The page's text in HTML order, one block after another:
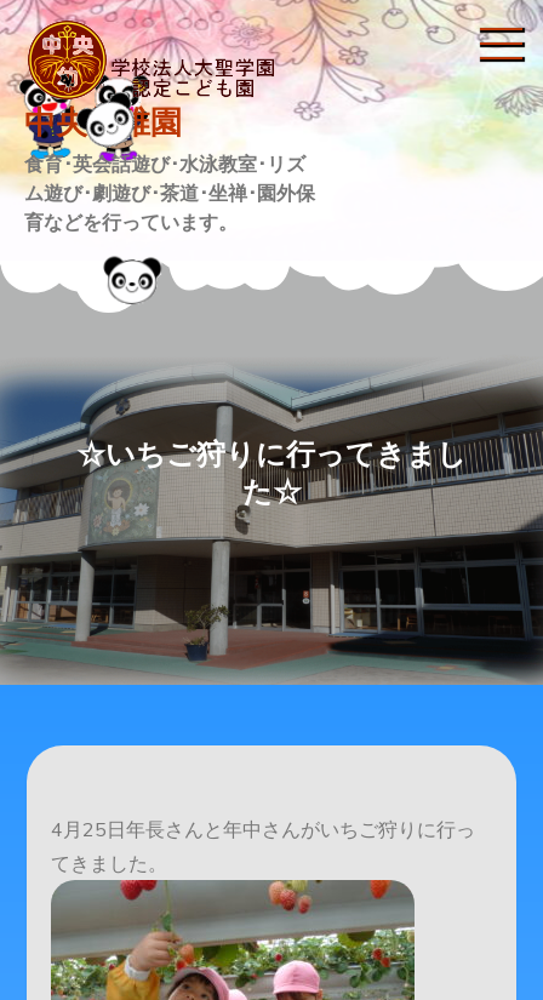
Skip
to
content
中央幼稚園
食育･英会話遊び･水泳教室･リズ
ム遊び･劇遊び･茶道･坐禅･園外保
育などを行っています。
☆いちご狩りに行ってきまし
た☆
4月25日年長さんと年中さんがいちご狩りに行っ
てきました。